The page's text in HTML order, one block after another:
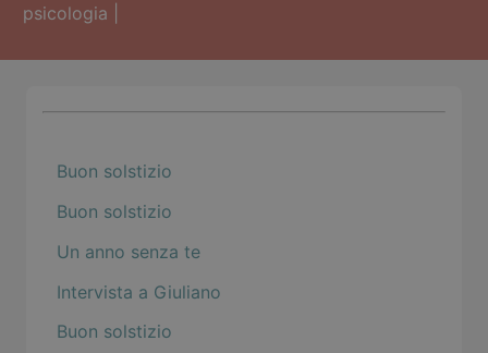
psicologia
Buon solstizio
Buon solstizio
Un anno senza te
Intervista a Giuliano
Buon solstizio